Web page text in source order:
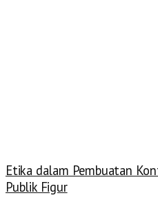
Etika dalam Pembuatan
Publik Figur